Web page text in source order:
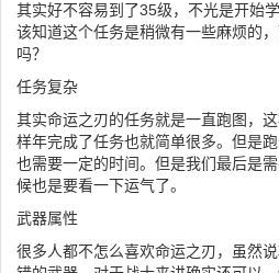
其实好不容易到了35级，不光是开始
该知道这个任务是稍微有一些麻烦的
吗？
任务复杂
其实命运之刃的任务就是一直跑图，
样年完成了任务也就简单很多。但是
也需要一定的时间。但是我们最后是
候也是要看一下运气了。
武器属性
很多人都不怎么喜欢命运之刃，虽然